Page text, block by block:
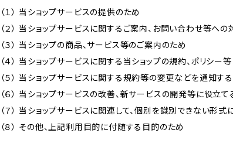
（１） 当ショップサービスの提供のため
（２） 当ショップサービスに関するご案内、お問い合わせ等への
（３） 当ショップの商品、サービス等のご案内のため
（４） 当ショップサービスに関する当ショップの規約、ポリシー
（５） 当ショップサービスに関する規約等の変更などを通知す
（６） 当ショップサービスの改善、新サービスの開発等に役立て
（７） 当ショップサービスに関連して、個別を識別できない形
（８） その他、上記利用目的に付随する目的のため